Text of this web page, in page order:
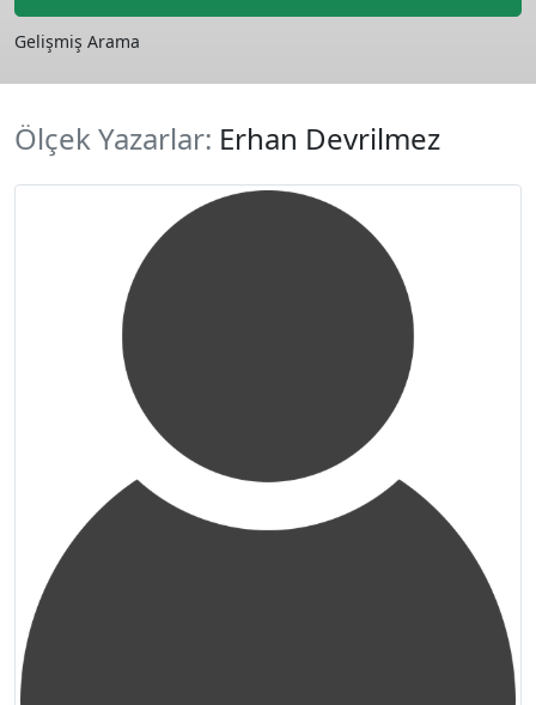
Gelişmiş Arama
Ölçek Yazarlar: Erhan Devrilmez